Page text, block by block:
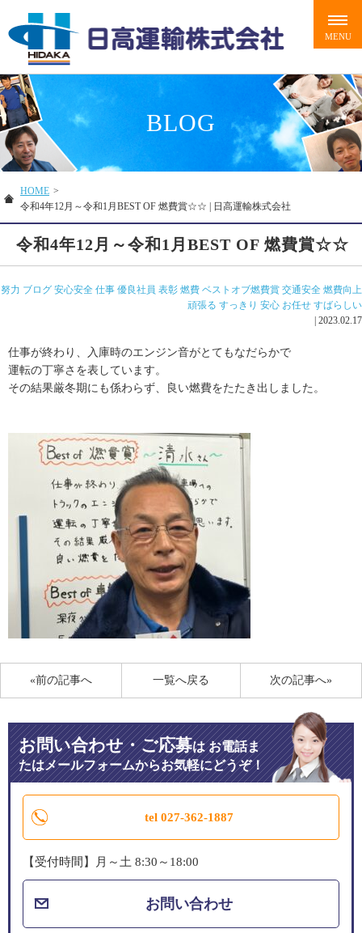
BLOG
HOME >
令和4年12月～令和1月BEST OF 燃費賞☆☆ | 日高運輸株式会社
令和4年12月～令和1月BEST OF 燃費賞☆☆
努力 ブログ 安心安全 仕事 優良社員 表彰 燃費 ベストオブ燃費賞 交通安全 燃費向上
頑張る すっきり 安心 お任せ すばらしい
| 2023.02.17
仕事が終わり、入庫時のエンジン音がとてもなだらかで
運転の丁寧さを表しています。
その結果厳冬期にも係わらず、良い燃費をたたき出しました。
«前の記事へ 次の記事へ»
一覧へ戻る
お問い合わせ・ご応募はお電話ま
たはメールフォームからお気軽にどうぞ！
tel 027-362-1887
【受付時間】月～土 8:30～18:00
お問い合わせ